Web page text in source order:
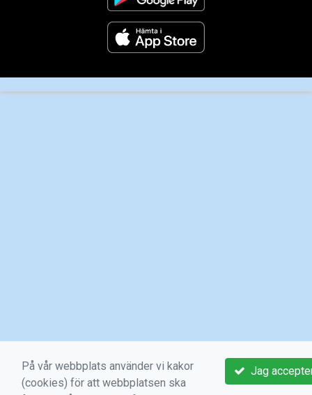
Jag
På vår webbplats använder vi kakor
(cookies) för att webbplatsen ska